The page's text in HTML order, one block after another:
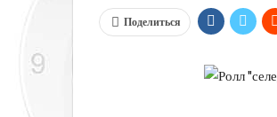
Поделиться